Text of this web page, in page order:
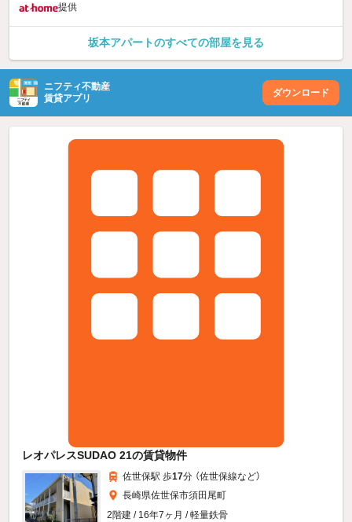
提供
坂本アパートのすべての部屋を見る
ニフティ不動産
賃貸アプリ
ダウンロード
レオパレスSUDAO 21の賃貸物件
佐世保駅 歩17分 （佐世保線など）
長崎県佐世保市須田尾町
2階建 / 16年7ヶ月 / 軽量鉄骨